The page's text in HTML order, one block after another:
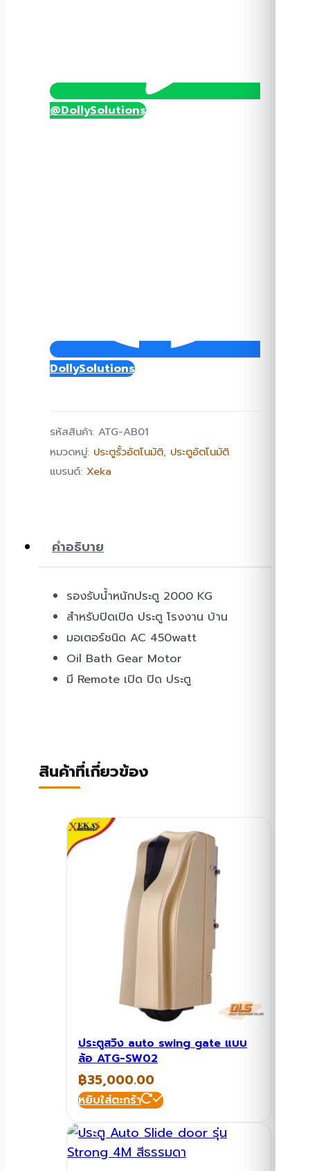
@DollySolutions
DollySolutions
รหัสสินค้า: ATG-AB01
หมวดหมู่: ประตูรั้วอัตโนมัติ, ประตูอัตโนมัติ
แบรนด์: Xeka
คำอธิบาย
รองรับน้ำหนักประตู 2000 KG
สำหรับปิดเปิด ประตู โรงงาน บ้าน
มอเตอร์ชนิด AC 450watt
Oil Bath Gear Motor
มี Remote เปิด ปิด ประตู
สินค้าที่เกี่ยวข้อง
ประตูสวิง auto swing gate แบบ
ล้อ ATG-SW02
฿35,000.00
หยิบใส่ตะกร้า